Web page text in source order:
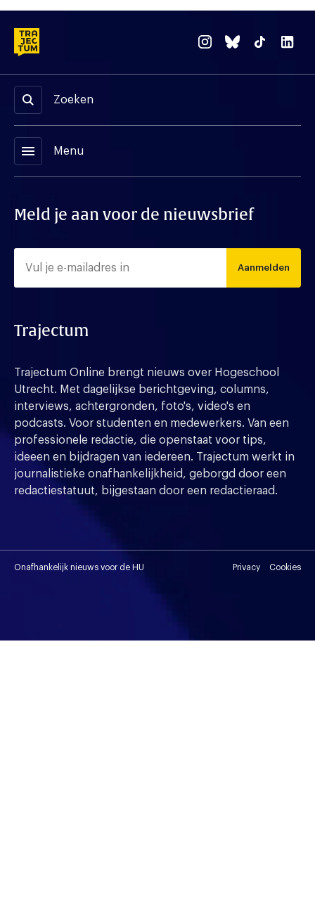
Zoeken
menu Menu
Meld je aan voor de nieuwsbrief
Aanmelden
Trajectum
Trajectum Online brengt nieuws over Hogeschool
Utrecht. Met dagelijkse berichtgeving, columns,
interviews, achtergronden, foto's, video's en
podcasts. Voor studenten en medewerkers. Van een
professionele redactie, die openstaat voor tips,
ideeen en bijdragen van iedereen. Trajectum werkt in
journalistieke onafhankelijkheid, geborgd door een
redactiestatuut, bijgestaan door een redactieraad.
Onafhankelijk nieuws voor de HU Privacy Cookies